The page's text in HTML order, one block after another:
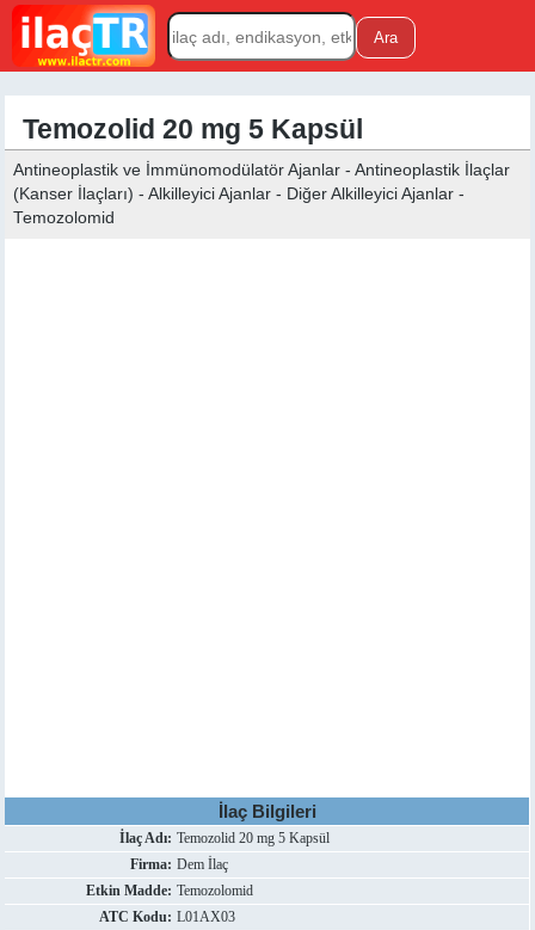
Temozolid 20 mg 5 Kapsül
Antineoplastik ve İmmünomodülatör Ajanlar - Antineoplastik İlaçlar
(Kanser İlaçları) - Alkilleyici Ajanlar - Diğer Alkilleyici Ajanlar -
Temozolomid
İlaç Bilgileri
İlaç Adı: Temozolid 20 mg 5 Kapsül
Firma: Dem İlaç
Etkin Madde: Temozolomid
ATC Kodu: L01AX03